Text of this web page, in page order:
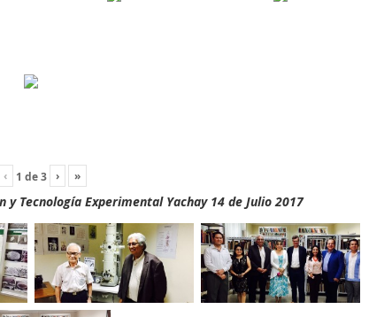
‹ 1 de3 › »
Tecnología Experimental Yachay 14 de Julio 2017